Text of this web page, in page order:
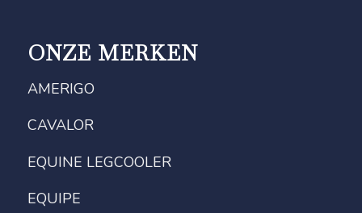
ONZE MERKEN
AMERIGO
CAVALOR
EQUINE LEGCOOLER
EQUIPE